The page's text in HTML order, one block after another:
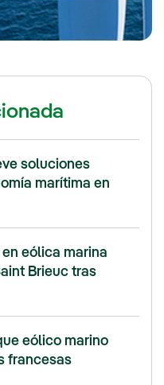
soluciones
marítima en
eólica marina
Brieuc tras
eólico marino
francesas